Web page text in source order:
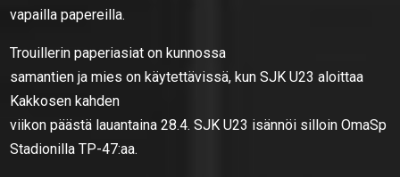
vapailla papereilla.
Trouillerin paperiasiat on kunnossa
samantien ja mies on käytettävissä, kun SJK U23 aloittaa
Kakkosen kahden
viikon päästä lauantaina 28.4. SJK U23 isännöi silloin OmaSp
Stadionilla TP-47:aa.